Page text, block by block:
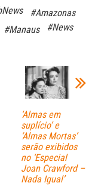
#Amazonas
#Manaus
#News
‘Almas em
suplício’ e
‘Almas Mortas’
serão exibidos
no ‘Especial
Joan Crawford –
Nada Igual’